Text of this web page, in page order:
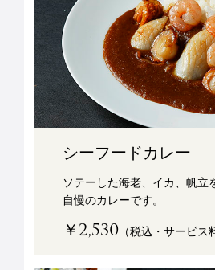
シーフードカレー
ソテーした海老、イカ、帆立
自慢のカレーです。
￥2,530 （税込・サービス